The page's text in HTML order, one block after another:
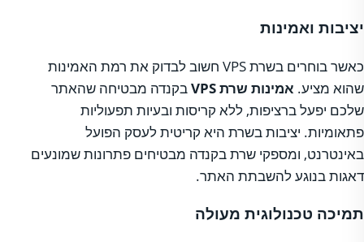
יציבות ואמינות
כאשר בוחרים בשרת VPS חשוב לבדוק את רמת האמינות
שהוא מציע. אמינות שרת VPS
בקנדה מבטיחה שהאתר
שלכם יפעל ברציפות, ללא קריסות ובעיות תפעוליות
פתאומיות. יציבות בשרת היא קריטית לעסק הפועל
באינטרנט, ומספקי שרת בקנדה מבטיחים פתרונות שמונעים
דאגות בנוגע להשבתת האתר.
תמיכה טכנולוגית מעולה